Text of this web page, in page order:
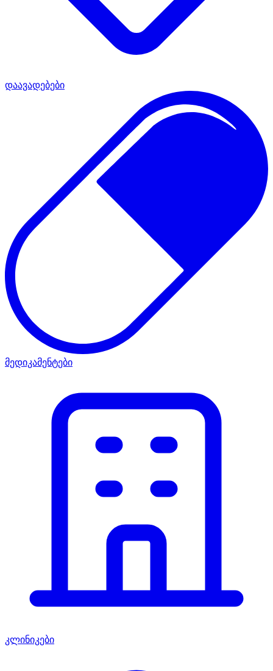
დაავადებები
მედიკამენტები
კლინიკები